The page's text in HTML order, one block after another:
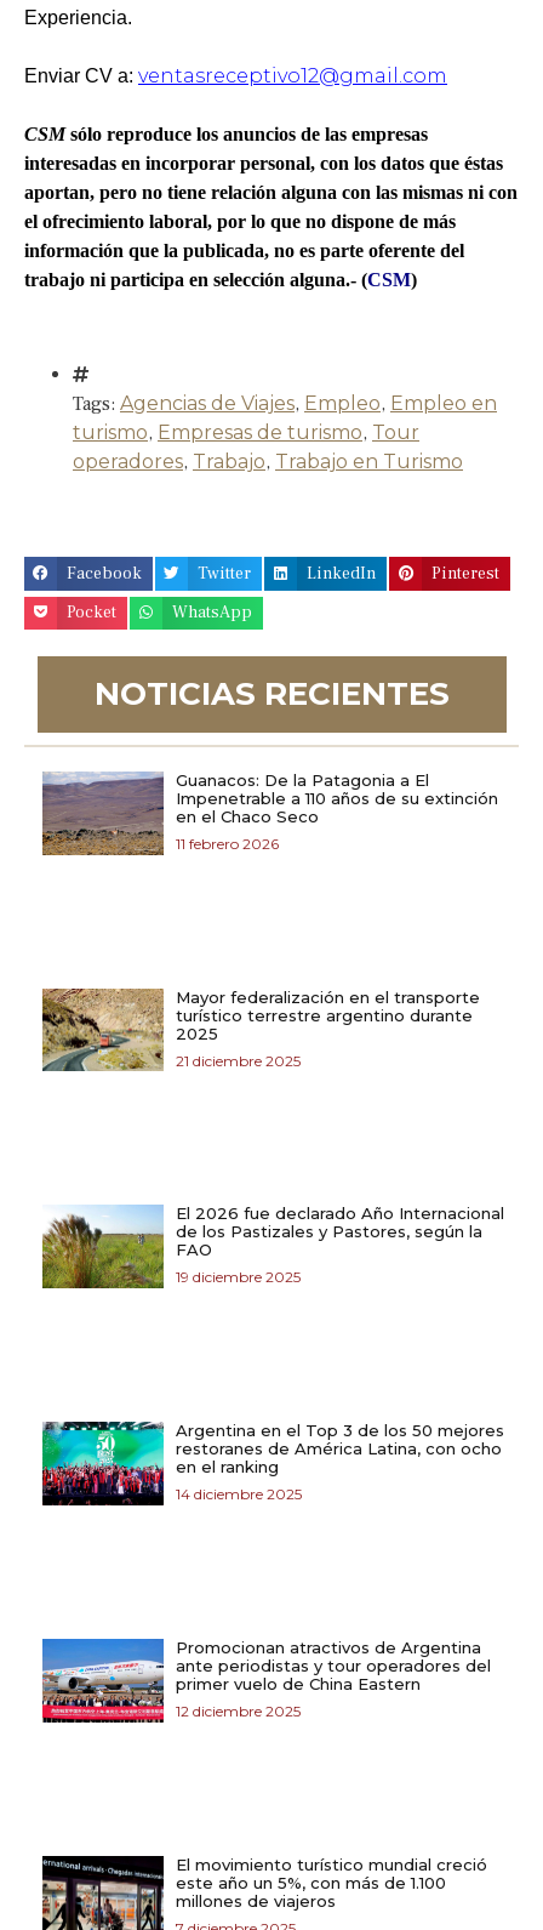
Experiencia.
Enviar CV a: ventasreceptivo12@gmail.com
CSMsólo reproduce los anuncios de las empresas
interesadas en incorporar personal, con los datos que éstas
aportan, pero no tiene relación alguna con las mismas ni con
el ofrecimiento laboral, por lo que no dispone de más
información que la publicada, no es parte oferente del
trabajo ni participa en selección alguna.- (CSM)
Tags: Agencias de Viajes, Empleo, Empleo en
turismo, Empresas de turismo, Tour
operadores, Trabajo, Trabajo en Turismo
Facebook Twitter LinkedIn
Pinterest
Pocket
WhatsApp
NOTICIAS RECIENTES
Guanacos: De la Patagonia a El
Impenetrable a 110 años de su extinción
en el Chaco Seco
11 febrero 2026
Mayor federalización en el transporte
turístico terrestre argentino durante
2025
21 diciembre 2025
El 2026 fue declarado Año Internacional
de los Pastizales y Pastores, según la
FAO
19 diciembre 2025
Argentina en el Top 3 de los 50 mejores
restoranes de América Latina, con ocho
en el ranking
14 diciembre 2025
Promocionan atractivos de Argentina
ante periodistas y tour operadores del
primer vuelo de China Eastern
12 diciembre 2025
El movimiento turístico mundial creció
este año un 5%, con más de 1.100
millones de viajeros